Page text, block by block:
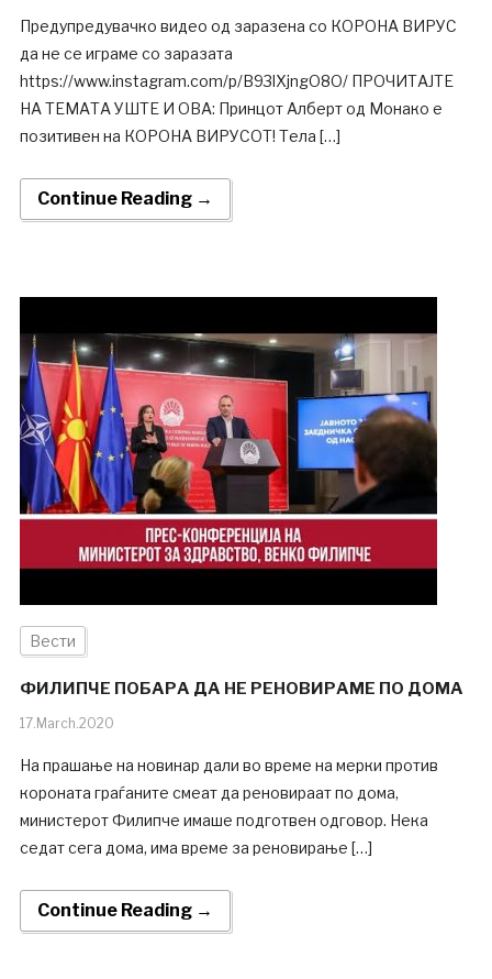
Предупредувачко видео од заразена со КОРОНА ВИРУС
да не се играме со заразата
https://www.instagram.com/p/B93lXjngO8O/ ПРОЧИТАЈТЕ
НА ТЕМАТА УШТЕ И ОВА: Принцот Алберт од Монако е
позитивен на КОРОНА ВИРУСОТ! Тела […]
Continue Reading →
Вести
ФИЛИПЧЕ ПОБАРА ДА НЕ РЕНОВИРАМЕ ПО ДОМА
17.March.2020
На прашање на новинар дали во време на мерки против
короната граѓаните смеат да реновираат по дома,
министерот Филипче имаше подготвен одговор. Нека
седат сега дома, има време за реновирање […]
Continue Reading →